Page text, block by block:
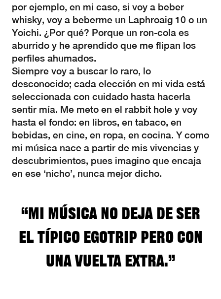
por ejemplo, en mi caso, si voy a beber
whisky, voy a beberme un Laphroaig 10 o un
Yoichi. ¿Por qué? Porque un ron-cola es
aburrido y he aprendido que me flipan los
perfiles ahumados.
Siempre voy a buscar lo raro, lo
desconocido; cada elección en mi vida está
seleccionada con cuidado hasta hacerla
sentir mía. Me meto en el rabbit hole y voy
hasta el fondo: en libros, en tabaco, en
bebidas, en cine, en ropa, en cocina. Y como
mi música nace a partir de mis vivencias y
descubrimientos, pues imagino que encaja
en ese ‘nicho’, nunca mejor dicho.
“Mi música no deja de ser
el típico egotrip pero con
una vuelta extra.”